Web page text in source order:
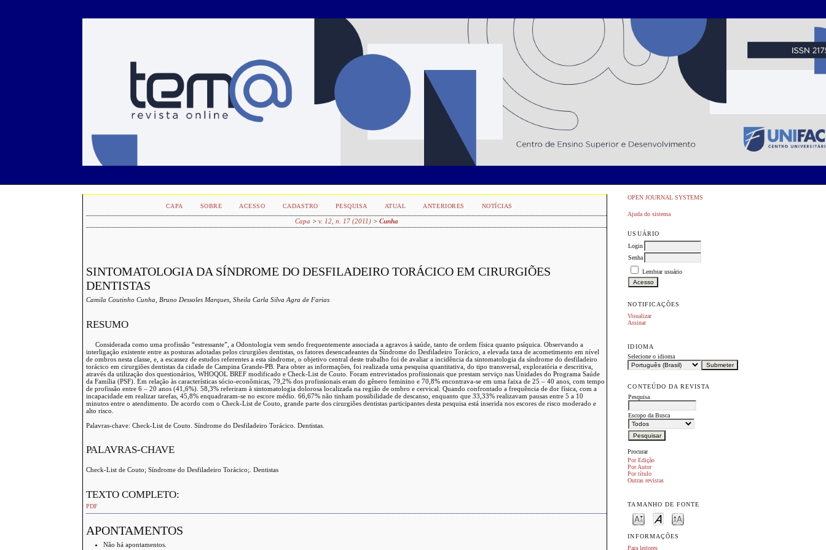
OPEN JOURNAL SYSTEMS
Ajuda do sistema
USUÁRIO
Login
Senha
Lembrar usuário
NOTIFICAÇÕES
Visualizar
Assinar
IDIOMA
Selecione o idioma
CONTEÚDO DA REVISTA
Pesquisa
Escopo da Busca
Procurar
Por Edição
Por Autor
Por título
Outras revistas
TAMANHO DE FONTE
INFORMAÇÕES
Para leitores
CAPA SOBRE ACESSO CADASTRO PESQUISA ATUAL ANTERIORES NOTÍCIAS
Capa > v. 12, n. 17 (2011)> Cunha
SINTOMATOLOGIA DA SÍNDROME DO DESFILADEIRO TORÁCICO EM CIRURGIÕES
DENTISTAS
Camila Coutinho Cunha, Bruno Dessoles Marques, Sheila Carla Silva Agra de Farias
RESUMO
Considerada como uma profissão “estressante”, a Odontologia vem sendo frequentemente associada a agravos à saúde, tanto de ordem física quanto psíquica. Observando a
interligação existente entre as posturas adotadas pelos cirurgiões dentistas, os fatores desencadeantes da Síndrome do Desfiladeiro Torácico, a elevada taxa de acometimento em nível
de ombros nesta classe, e, a escassez de estudos referentes a esta síndrome, o objetivo central deste trabalho foi de avaliar a incidência da sintomatologia da síndrome do desfiladeiro
torácico em cirurgiões dentistas da cidade de Campina Grande-PB. Para obter as informações, foi realizada uma pesquisa quantitativa, do tipo transversal, exploratória e descritiva,
através da utilização dos questionários, WHOQOL BREF modificado e Check-List de Couto. Foram entrevistados profissionais que prestam serviço nas Unidades do Programa Saúde
da Família (PSF). Em relação às características sócio-econômicas, 79,2% dos profissionais eram do gênero feminino e 70,8% encontrava-se em uma faixa de 25 – 40 anos, com tempo
de profissão entre 6 – 20 anos (41,6%). 58,3% referiram à sintomatologia dolorosa localizada na região de ombro e cervical. Quando confrontado a frequência de dor física, com a
incapacidade em realizar tarefas, 45,8% enquadraram-se no escore médio. 66,67% não tinham possibilidade de descanso, enquanto que 33,33% realizavam pausas entre 5 a 10
minutos entre o atendimento. De acordo com o Check-List de Couto, grande parte dos cirurgiões dentistas participantes desta pesquisa está inserida nos escores de risco moderado e
alto risco.
Palavras-chave: Check-List de Couto. Síndrome do Desfiladeiro Torácico. Dentistas.
PALAVRAS-CHAVE
Check-List de Couto; Síndrome do Desfiladeiro Torácico;. Dentistas
TEXTO COMPLETO:
PDF
APONTAMENTOS
Não há apontamentos.